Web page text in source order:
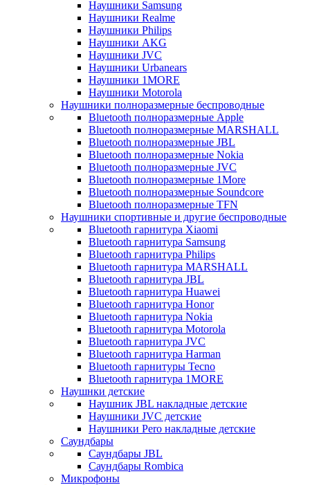
Наушники Samsung
Наушники Realme
Наушники Philips
Наушники AKG
Наушники JVC
Наушники Urbanears
Наушники 1MORE
Наушники Motorola
Наушники полноразмерные беспроводные
Bluetooth полноразмерные Apple
Bluetooth полноразмерные MARSHALL
Bluetooth полноразмерные JBL
Bluetooth полноразмерные Nokia
Bluetooth полноразмерные JVC
Bluetooth полноразмерные 1More
Bluetooth полноразмерные Soundcore
Bluetooth полноразмерные TFN
Наушники спортивные и другие беспроводные
Bluetooth гарнитура Xiaomi
Bluetooth гарнитура Samsung
Bluetooth гарнитура Philips
Bluetooth гарнитура MARSHALL
Bluetooth гарнитура JBL
Bluetooth гарнитура Huawei
Bluetooth гарнитура Honor
Bluetooth гарнитура Nokia
Bluetooth гарнитура Motorola
Bluetooth гарнитура JVC
Bluetooth гарнитура Harman
Bluetooth гарнитуры Tecno
Bluetooth гарнитура 1MORE
Наушнки детские
Наушник JBL накладные детские
Наушники JVC детские
Наушники Pero накладные детские
Саундбары
Саундбары JBL
Саундбары Rombica
Микрофоны